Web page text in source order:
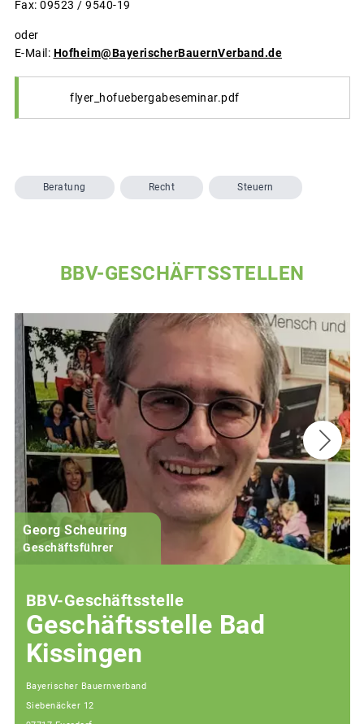
Fax: 09523 / 9540-19
oder
E-Mail: Hofheim@BayerischerBauernVerband.de
flyer_hofuebergabeseminar.pdf
Beratung Recht Steuern
BBV-GESCHÄFTSSTELLEN
Georg Scheuring
Geschäftsführer
BBV-Geschäftsstelle
Geschäftsstelle Bad
Kissingen
Bayerischer Bauernverband
Siebenäcker 12